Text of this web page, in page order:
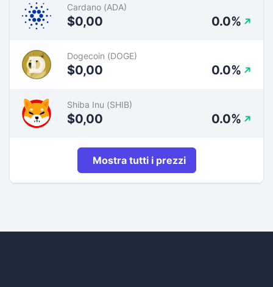
Cardano (ADA)
$0,00 0.0%
Dogecoin (DOGE)
$0,00 0.0%
Shiba Inu (SHIB)
$0,00 0.0%
Mostra tutti i prezzi